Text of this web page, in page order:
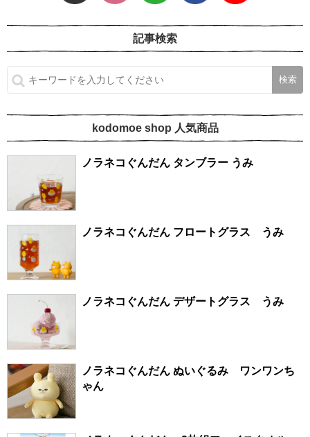
記事検索
kodomoe shop 人気商品
ノラネコぐんだん タンブラー うみ
ノラネコぐんだん フロートグラス うみ
ノラネコぐんだん デザートグラス うみ
ノラネコぐんだん ぬいぐるみ ワンワンち
ゃん